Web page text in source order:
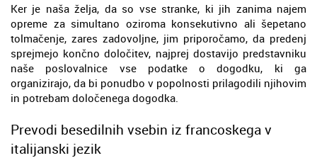
Ker je naša želja, da so vse stranke, ki jih zanima najem
opreme za simultano oziroma konsekutivno ali šepetano
tolmačenje, zares zadovoljne, jim priporočamo, da predenj
sprejmejo končno določitev, najprej dostavijo predstavniku
naše poslovalnice vse podatke o dogodku, ki ga
organizirajo, da bi ponudbo v popolnosti prilagodili njihovim
in potrebam določenega dogodka.
Prevodi besedilnih vsebin iz francoskega v
italijanski jezik